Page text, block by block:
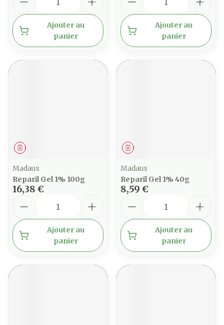
Ajouter au
panier
Ajouter au
panier
Médicament
Madaus
Reparil Gel 1% 100g
16,38 €
Ajouter au
panier
Médicament
Madaus
Reparil Gel 1% 40g
8,59 €
Ajouter au
panier